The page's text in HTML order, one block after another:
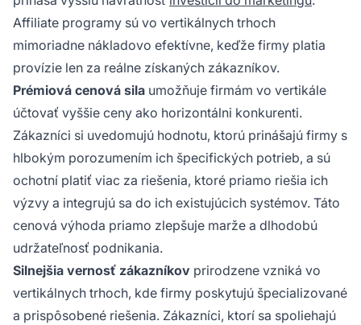
Affiliate programy sú vo vertikálnych trhoch
mimoriadne nákladovo efektívne, keďže firmy platia
provízie len za reálne získaných zákazníkov.
Prémiová cenová sila umožňuje firmám vo vertikále
účtovať vyššie ceny ako horizontálni konkurenti.
Zákazníci si uvedomujú hodnotu, ktorú prinášajú firmy s
hlbokým porozumením ich špecifických potrieb, a sú
ochotní platiť viac za riešenia, ktoré priamo riešia ich
výzvy a integrujú sa do ich existujúcich systémov. Táto
cenová výhoda priamo zlepšuje marže a dlhodobú
udržateľnosť podnikania.
Silnejšia vernosť zákazníkov prirodzene vzniká vo
vertikálnych trhoch, kde firmy poskytujú špecializované
a prispôsobené riešenia. Zákazníci, ktorí sa spoliehajú